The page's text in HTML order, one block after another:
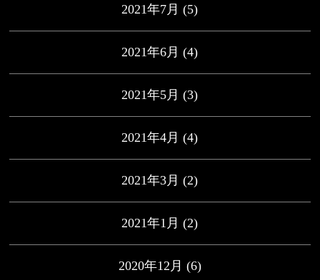
2021年7月 (5)
2021年6月 (4)
2021年5月 (3)
2021年4月 (4)
2021年3月 (2)
2021年1月 (2)
2020年12月 (6)